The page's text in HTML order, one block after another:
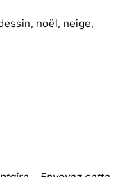
noël, neige,